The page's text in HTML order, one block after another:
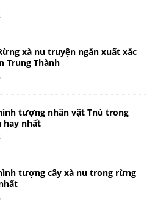
xà nu truyện ngắn xuất xắc
Trung Thành
tượng nhân vật Tnú trong
hay nhất
tượng cây xà nu trong rừng